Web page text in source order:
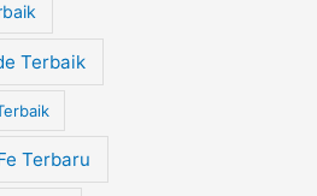
Terbaik
Terbaru